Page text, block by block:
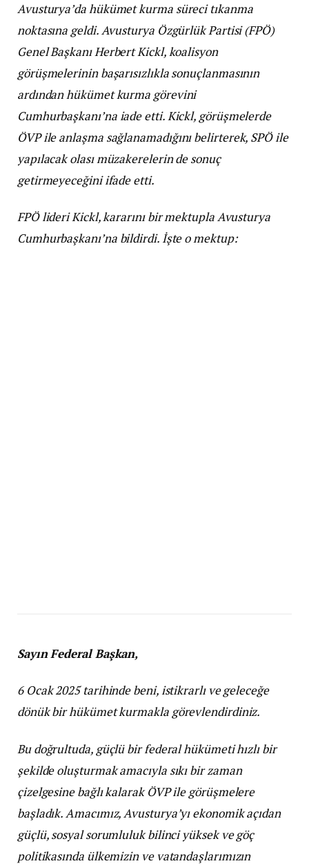
Avusturya’da hükümet kurma süreci tıkanma
noktasına geldi. Avusturya Özgürlük Partisi (FPÖ)
Genel Başkanı Herbert Kickl, koalisyon
görüşmelerinin başarısızlıkla sonuçlanmasının
ardından hükümet kurma görevini
Cumhurbaşkanı’na iade etti. Kickl, görüşmelerde
ÖVP ile anlaşma sağlanamadığını belirterek, SPÖ ile
yapılacak olası müzakerelerin de sonuç
getirmeyeceğini ifade etti.
FPÖ lideri Kickl, kararını bir mektupla Avusturya
Cumhurbaşkanı’na bildirdi. İşte o mektup:
Sayın Federal Başkan,
6 Ocak 2025 tarihinde beni, istikrarlı ve geleceğe
dönük bir hükümet kurmakla görevlendirdiniz.
Bu doğrultuda, güçlü bir federal hükümeti hızlı bir
şekilde oluşturmak amacıyla sıkı bir zaman
çizelgesine bağlı kalarak ÖVP ile görüşmelere
başladık. Amacımız, Avusturya’yı ekonomik açıdan
güçlü, sosyal sorumluluk bilinci yüksek ve göç
politikasında ülkemizin ve vatandaşlarımızın